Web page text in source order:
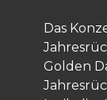
Das
Golden